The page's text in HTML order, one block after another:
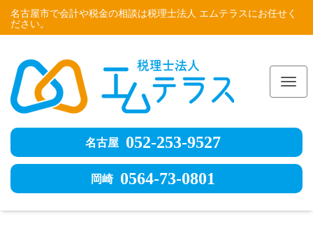
名古屋市で会計や税金の相談は税理士法人 エムテラスにお任せく
ださい。
名古屋 052-253-9527
岡崎 0564-73-0801